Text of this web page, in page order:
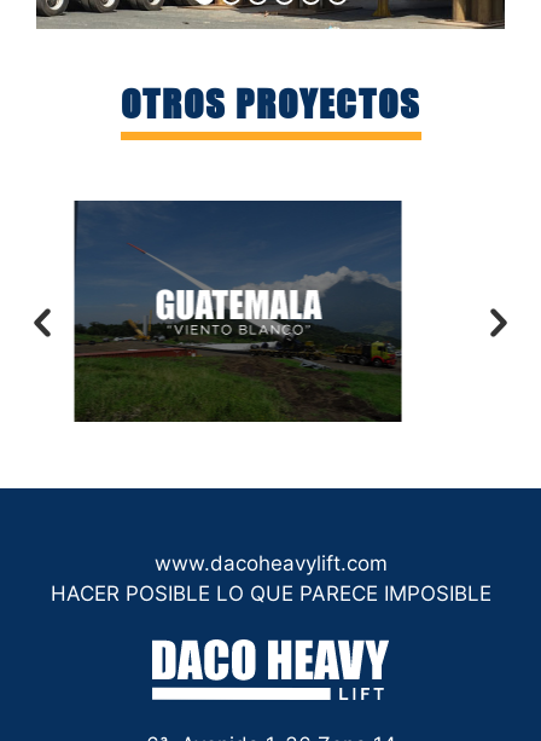
OTROS PROYECTOS
www.dacoheavylift.com
HACER POSIBLE LO QUE PARECE IMPOSIBLE